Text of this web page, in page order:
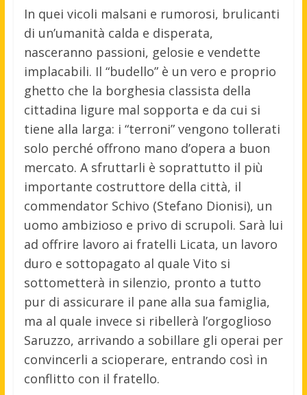
In quei vicoli malsani e rumorosi, brulicanti
di un’umanità calda e disperata,
nasceranno passioni, gelosie e vendette
implacabili. Il “budello” è un vero e proprio
ghetto che la borghesia classista della
cittadina ligure mal sopporta e da cui si
tiene alla larga: i “terroni” vengono tollerati
solo perché offrono mano d’opera a buon
mercato. A sfruttarli è soprattutto il più
importante costruttore della città, il
commendator Schivo (Stefano Dionisi), un
uomo ambizioso e privo di scrupoli. Sarà lui
ad offrire lavoro ai fratelli Licata, un lavoro
duro e sottopagato al quale Vito si
sottometterà in silenzio, pronto a tutto
pur di assicurare il pane alla sua famiglia,
ma al quale invece si ribellerà l’orgoglioso
Saruzzo, arrivando a sobillare gli operai per
convincerli a scioperare, entrando così in
conflitto con il fratello.